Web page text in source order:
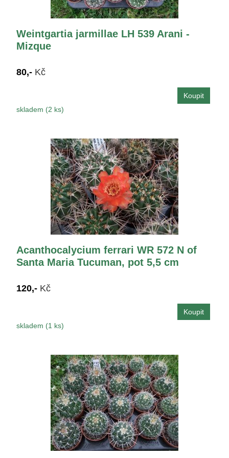
Weintgartia jarmillae LH 539 Arani -
Mizque
80,- Kč
skladem (2 ks)
Acanthocalycium ferrari WR 572 N of
Santa Maria Tucuman, pot 5,5 cm
120,- Kč
skladem (1 ks)